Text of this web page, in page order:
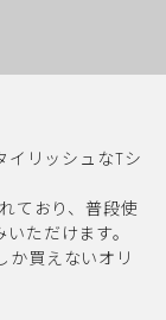
イリッシュなTシ
ており、普段使
ただけます。
か買えないオリ